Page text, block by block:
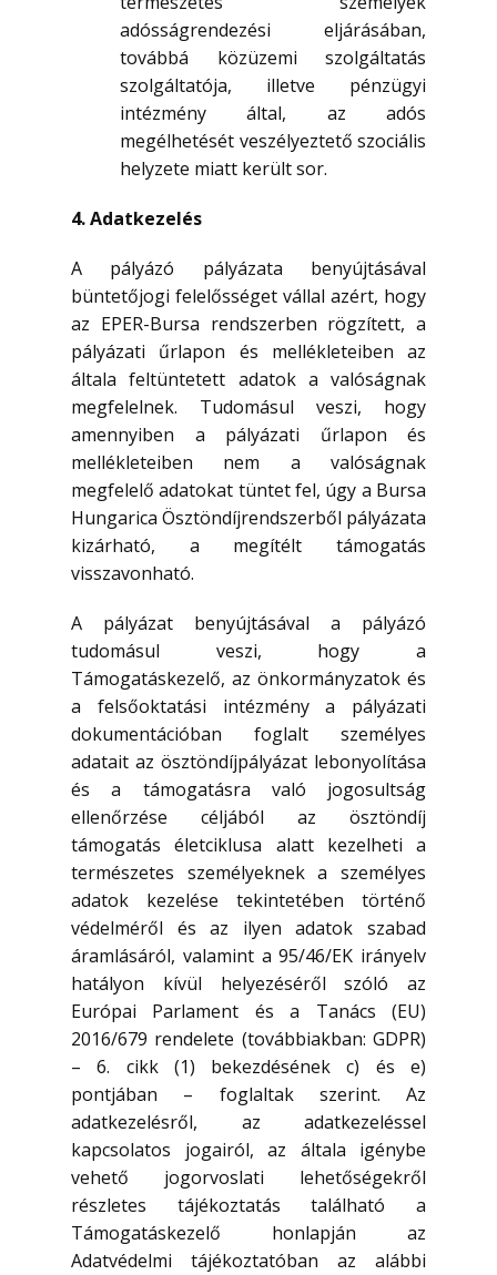
adósságrendezési eljárásában,
továbbá közüzemi szolgáltatás
szolgáltatója, illetve pénzügyi
intézmény által, az adós
megélhetését veszélyeztető szociális
helyzete miatt került sor.
4. Adatkezelés
A pályázó pályázata benyújtásával
büntetőjogi felelősséget vállal azért, hogy
az EPER-Bursa rendszerben rögzített, a
pályázati űrlapon és mellékleteiben az
általa feltüntetett adatok a valóságnak
megfelelnek. Tudomásul veszi, hogy
amennyiben a pályázati űrlapon és
mellékleteiben nem a valóságnak
megfelelő adatokat tüntet fel, úgy a Bursa
Hungarica Ösztöndíjrendszerből pályázata
kizárható, a megítélt támogatás
visszavonható.
A pályázat benyújtásával a pályázó
tudomásul veszi, hogy a
Támogatáskezelő, az önkormányzatok és
a felsőoktatási intézmény a pályázati
dokumentációban foglalt személyes
adatait az ösztöndíjpályázat lebonyolítása
és a támogatásra való jogosultság
ellenőrzése céljából az ösztöndíj
támogatás életciklusa alatt kezelheti a
természetes személyeknek a személyes
adatok kezelése tekintetében történő
védelméről és az ilyen adatok szabad
áramlásáról, valamint a 95/46/EK irányelv
hatályon kívül helyezéséről szóló az
Európai Parlament és a Tanács (EU)
2016/679 rendelete (továbbiakban: GDPR)
– 6. cikk (1) bekezdésének c) és e)
pontjában – foglaltak szerint. Az
adatkezelésről, az adatkezeléssel
kapcsolatos jogairól, az általa igénybe
vehető jogorvoslati lehetőségekről
részletes tájékoztatás található a
Támogatáskezelő honlapján az
Adatvédelmi tájékoztatóban az alábbi